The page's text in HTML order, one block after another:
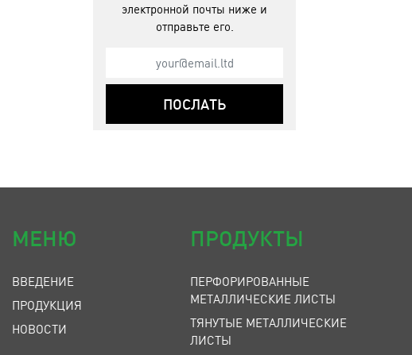
электронной почты ниже и
отправьте его.
ПОСЛАТЬ
МЕНЮ
ВВЕДЕНИЕ
ПРОДУКЦИЯ
НОВОСТИ
ПРОДУКТЫ
ПЕРФОРИРОВАННЫЕ
МЕТАЛЛИЧЕСКИЕ ЛИСТЫ
ТЯНУТЫЕ МЕТАЛЛИЧЕСКИЕ
ЛИСТЫ